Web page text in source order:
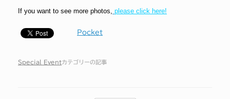
If you want to see more photos, please click here!
Pocket
Special Eventカテゴリーの記事